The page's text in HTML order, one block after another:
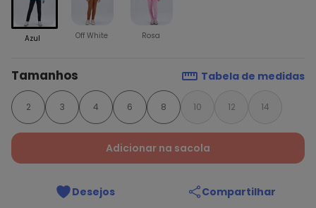
Azul Off White Rosa
Tamanhos Tabela de medidas
2 3 4 6 8 10 12 14
Adicionar na sacola
Desejos Compartilhar